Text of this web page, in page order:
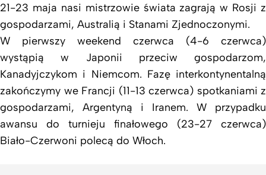
21-23 maja nasi mistrzowie świata zagrają w Rosji z
gospodarzami, Australią i Stanami Zjednoczonymi.
W pierwszy weekend czerwca (4-6 czerwca)
wystąpią w Japonii przeciw gospodarzom,
Kanadyjczykom i Niemcom. Fazę interkontynentalną
zakończymy we Francji (11-13 czerwca) spotkaniami z
gospodarzami, Argentyną i Iranem. W przypadku
awansu do turnieju finałowego (23-27 czerwca)
Biało-Czerwoni polecą do Włoch.